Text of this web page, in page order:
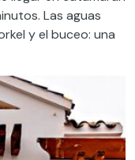
Las aguas
y el buceo: una